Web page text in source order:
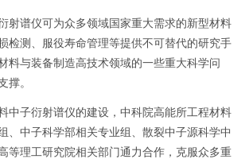
谱仪可为众多领域国家重大需求的新型材料
检测、服役寿命管理等提供不可替代的研究手
料与装备制造高技术领域的一些重大科学问
撑。
子衍射谱仪的建设，中科院高能所工程材料
、中子科学部相关专业组、散裂中子源科学中
等理工研究院相关部门通力合作，克服众多重